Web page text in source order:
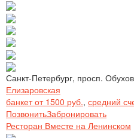
Санкт-Петербург, просп.
Елизаровская
банкет от 1500 руб., средний
ПозвонитьЗабронировать
Ресторан Вместе на Ленинском